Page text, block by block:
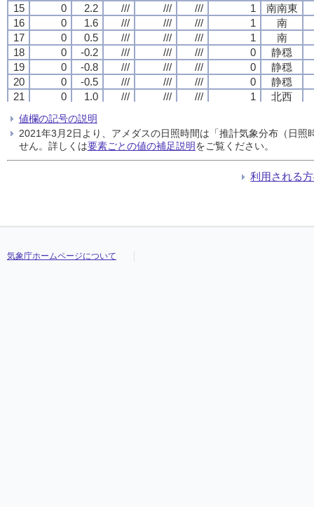
15
0 2.2 /// /// /// 1
南南東
16
0 1.6 /// /// /// 1
南
17
0 0.5 /// /// /// 1
南
18
0 -0.2 /// /// /// 0
静穏
19
0 -0.8 /// /// /// 0
静穏
20
0 -0.5 /// /// /// 0
静穏
21
0 1.0 /// /// /// 1
北西
23
0 1.7
西北西
24
0 1.5 /// /// /// 2 西北西
15
0 2.2 /// /// /// 1
南南東
16
0 1.6 /// /// /// 1
南
17
0 0.5 /// /// /// 1
南
18
0 -0.2 /// /// /// 0
静穏
19
0 -0.8 /// /// /// 0
静穏
20
0 -0.5 /// /// /// 0
静穏
21
0 1.0 /// /// /// 1
北西
23
0 1.7
西北西
24
0 1.5 /// /// /// 2 西北西
15
0 2.2 /// /// /// 1
南南東
16
0 1.6 /// /// /// 1
南
17
0 0.5 /// /// /// 1
南
18
0 -0.2 /// /// /// 0
静穏
19
0 -0.8 /// /// /// 0
静穏
20
0 -0.5 /// /// /// 0
静穏
21
0 1.0 /// /// /// 1
北西
23
0 1.7
西北西
24
0 1.5 /// /// /// 2 西北西
15
0 2.2 /// /// /// 1
南南東
16
0 1.6 /// /// /// 1
南
17
0 0.5 /// /// /// 1
南
18
0 -0.2 /// /// /// 0
静穏
19
0 -0.8 /// /// /// 0
静穏
20
0 -0.5 /// /// /// 0
静穏
21
0 1.0 /// /// /// 1
北西
23
0 1.7
西北西
24
0 1.5 /// /// /// 2 西北西
値欄の記号の説明
2021年3月2日より、アメダスの日照時間は「推計気象分布（日
せん。詳しくは要素ごとの値の補足説明をご覧ください。
利用される
気象庁ホームページについて